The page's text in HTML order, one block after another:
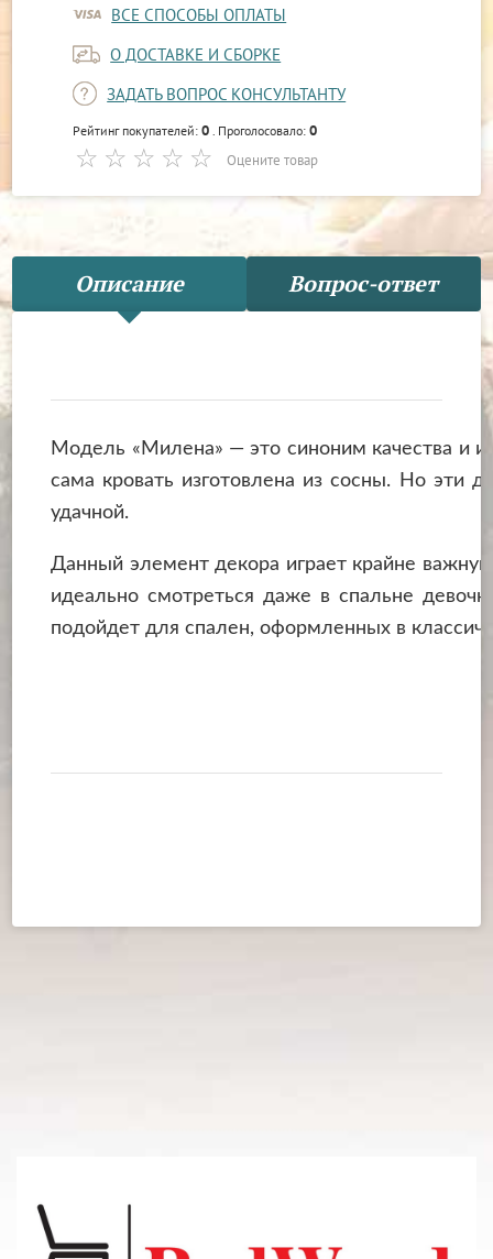
ВСЕ СПОСОБЫ ОПЛАТЫ
О ДОСТАВКЕ И СБОРКЕ
ЗАДАТЬ ВОПРОС КОНСУЛЬТАНТУ
Рейтинг покупателей:0 . Проголосовало:0
Оцените товар
Описание Вопрос-ответ
Модель «Милена» — это синоним качества и
сама кровать изготовлена из сосны. Но эти
удачной.
Данный элемент декора играет крайне
идеально смотреться даже в спальне
подойдет для спален, оформленных в